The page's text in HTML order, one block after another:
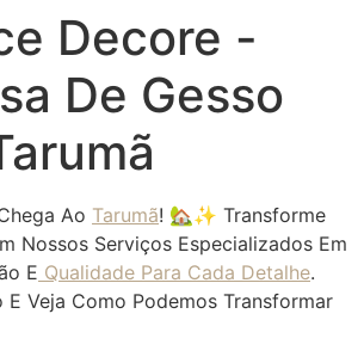
Decore -
De Gesso
Ao Tarumã! 🏡✨ Transforme
Nossos Serviços Especializados Em
E Qualidade Para Cada Detalhe.
E Veja Como Podemos Transformar